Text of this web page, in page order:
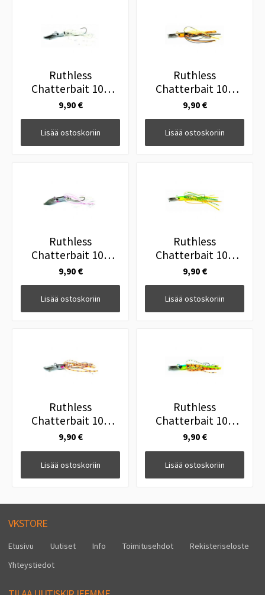
Ruthless
Chatterbait 10g
White
9,90 €
Lisää ostoskoriin
Ruthless
Chatterbait 10g
Brown
9,90 €
Lisää ostoskoriin
Ruthless
Chatterbait 10g
White Pink
9,90 €
Lisää ostoskoriin
Ruthless
Chatterbait 10g
Firetiger
9,90 €
Lisää ostoskoriin
Ruthless
Chatterbait 10g
Silver
9,90 €
Lisää ostoskoriin
Ruthless
Chatterbait 10g
Tropic
9,90 €
Lisää ostoskoriin
VKSTORE
Etusivu Uutiset Info Toimitusehdot
Rekisteriseloste
Yhteystiedot